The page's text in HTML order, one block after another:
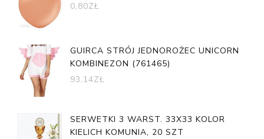
0,80ZŁ
GUIRCA STRÓJ JEDNOROŻEC UNICORN
KOMBINEZON (761465)
93,14ZŁ
SERWETKI 3 WARST. 33X33 KOLOR
KIELICH KOMUNIA, 20 SZT